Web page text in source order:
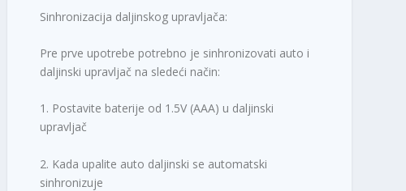
Sinhronizacija daljinskog upravljača:
Pre prve upotrebe potrebno je sinhronizovati auto i
daljinski upravljač na sledeći način:
1. Postavite baterije od 1.5V (AAA) u daljinski
upravljač
2. Kada upalite auto daljinski se automatski
sinhronizuje